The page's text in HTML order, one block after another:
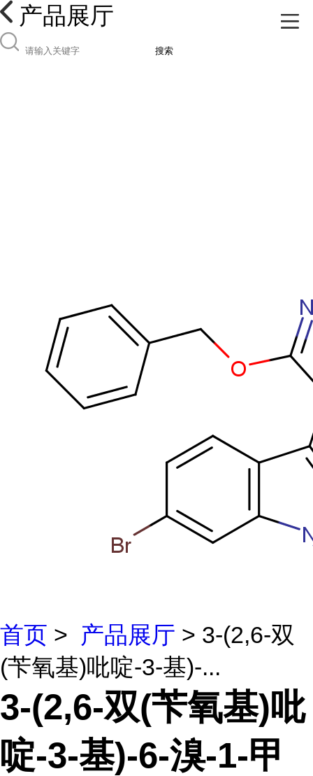
产品展厅
搜索
首页 > 产品展厅 > 3-(2,6-双
(苄氧基)吡啶-3-基)-...
3-(2,6-双(苄氧基)吡
啶-3-基)-6-溴-1-甲